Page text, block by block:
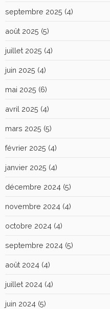
septembre 2025 (4)
août 2025 (5)
juillet 2025 (4)
juin 2025 (4)
mai 2025 (6)
avril 2025 (4)
mars 2025 (5)
février 2025 (4)
janvier 2025 (4)
décembre 2024 (5)
novembre 2024 (4)
octobre 2024 (4)
septembre 2024 (5)
août 2024 (4)
juillet 2024 (4)
juin 2024 (5)